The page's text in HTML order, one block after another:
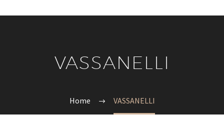
VASSANELLI
Home VASSANELLI